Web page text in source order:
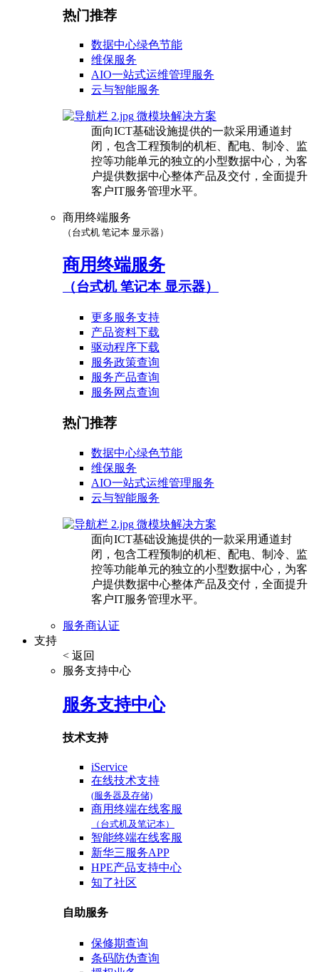
热门推荐
数据中心绿色节能
维保服务
AIO一站式运维管理服务
云与智能服务
微模块解决方案
面向ICT基础设施提供的一款采用通道封
闭，包含工程预制的机柜、配电、制冷、监
控等功能单元的独立的小型数据中心，为客
户提供数据中心整体产品及交付，全面提升
客户IT服务管理水平。
商用终端服务
（台式机 笔记本 显示器）
商用终端服务
（台式机 笔记本 显示器）
更多服务支持
产品资料下载
驱动程序下载
服务政策查询
服务产品查询
服务网点查询
热门推荐
数据中心绿色节能
维保服务
AIO一站式运维管理服务
云与智能服务
微模块解决方案
面向ICT基础设施提供的一款采用通道封
闭，包含工程预制的机柜、配电、制冷、监
控等功能单元的独立的小型数据中心，为客
户提供数据中心整体产品及交付，全面提升
客户IT服务管理水平。
服务商认证
支持
< 返回
服务支持中心
服务支持中心
技术支持
iService
在线技术支持
(服务器及存储)
商用终端在线客服
（台式机及笔记本）
智能终端在线客服
新华三服务APP
HPE产品支持中心
知了社区
自助服务
保修期查询
条码防伪查询